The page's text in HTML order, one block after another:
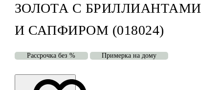
ЗОЛОТА С БРИЛЛИАНТАМИ
И САПФИРОМ (018024)
Рассрочка без % Примерка на дому